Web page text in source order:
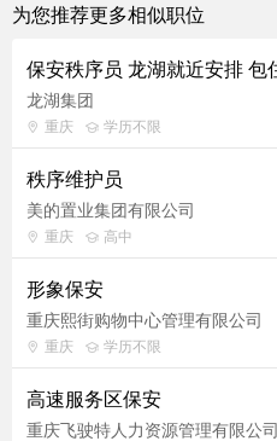
为您推荐更多相似职位
龙湖集团
重庆 学历不限
秩序维护员
美的置业集团有限公司
重庆 高中
形象保安
重庆熙街购物中心管理有限公司
重庆 学历不限
高速服务区保安
重庆飞驶特人力资源管理有限公司